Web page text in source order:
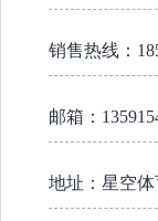
销售热线：
邮箱：
地址：星空体